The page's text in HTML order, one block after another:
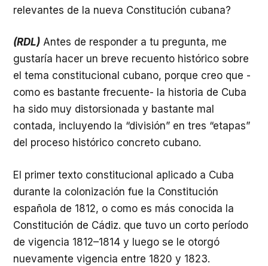
relevantes de la nueva Constitución cubana?
(RDL) Antes de responder a tu pregunta, me
gustaría hacer un breve recuento histórico sobre
el tema constitucional cubano, porque creo que -
como es bastante frecuente- la historia de Cuba
ha sido muy distorsionada y bastante mal
contada, incluyendo la “división” en tres “etapas”
del proceso histórico concreto cubano.
El primer texto constitucional aplicado a Cuba
durante la colonización fue la Constitución
española de 1812, o como es más conocida la
Constitución de Cádiz. que tuvo un corto período
de vigencia 1812–1814 y luego se le otorgó
nuevamente vigencia entre 1820 y 1823.